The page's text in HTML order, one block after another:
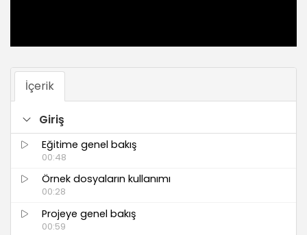
İçerik
Giriş
Eğitime genel bakış
00:48
Örnek dosyaların kullanımı
00:28
Projeye genel bakış
00:59